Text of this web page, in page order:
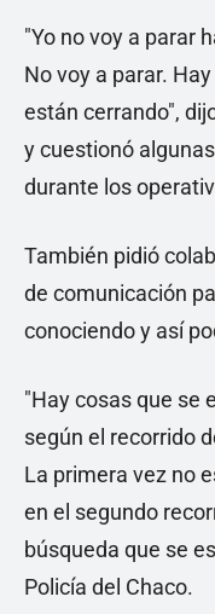
"Yo no voy a parar
No voy a parar.
están cerrando",
y cuestionó
durante los
También pidió
de comunicación
conociendo y así
"Hay cosas que se
según el recorrido
La primera vez no
en el segundo
búsqueda que se
Policía del Chaco.